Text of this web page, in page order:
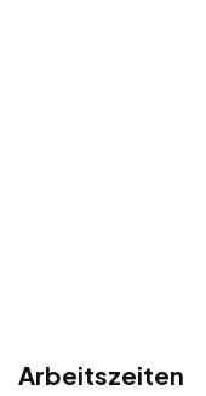
Arbeitszeiten